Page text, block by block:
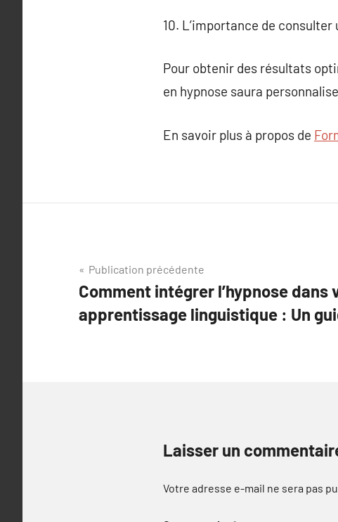
10. L’importance de
Pour obtenir des résultats
en hypnose saura
En savoir plus à propos de
Navigation
de
l’article
Publication précédente
Comment intégrer l’hypnose dans
apprentissage linguistique : Un
Laisser un
Votre adresse e-mail ne sera pas